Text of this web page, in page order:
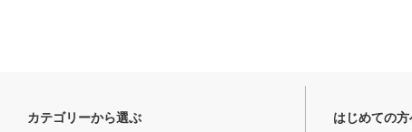
カテゴリーから選ぶ はじめての方